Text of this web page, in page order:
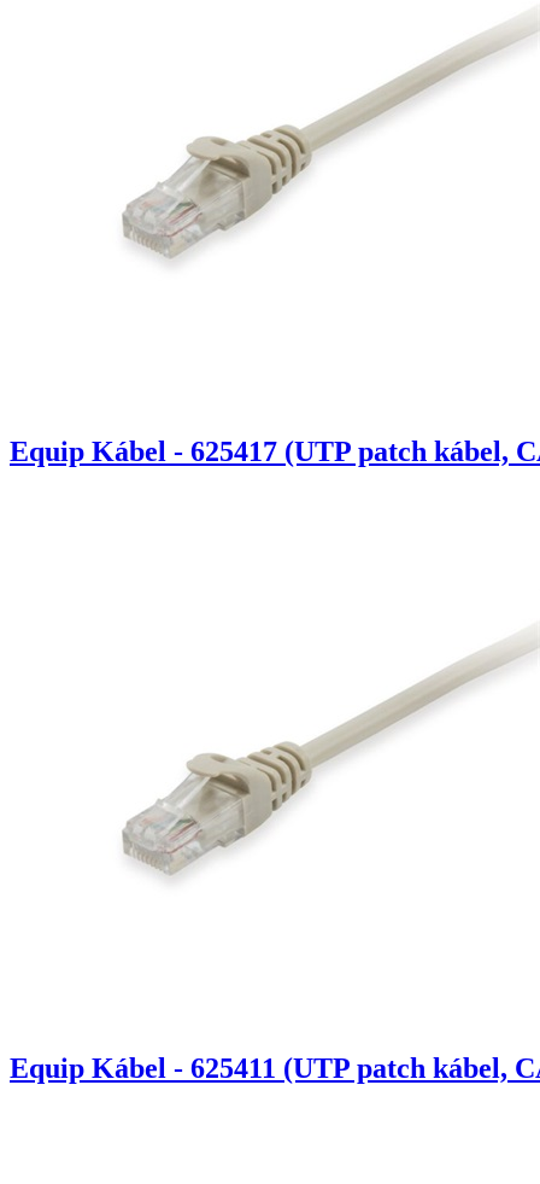
Equip Kábel - 625417 (UTP patch kábel,
Equip Kábel - 625411 (UTP patch kábel,